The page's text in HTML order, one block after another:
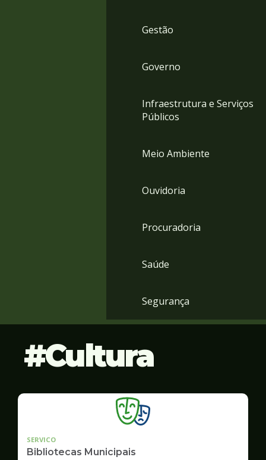
Gestão
Governo
Infraestrutura e Serviços
Públicos
Meio Ambiente
Ouvidoria
Procuradoria
Saúde
Segurança
Cultura
SERVICO
Bibliotecas Municipais